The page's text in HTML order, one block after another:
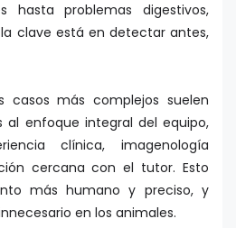
hasta problemas digestivos,
clave está en detectar antes,
casos más complejos suelen
al enfoque integral del equipo,
clínica, imagenología
cercana con el tutor. Esto
más humano y preciso, y
en los animales.